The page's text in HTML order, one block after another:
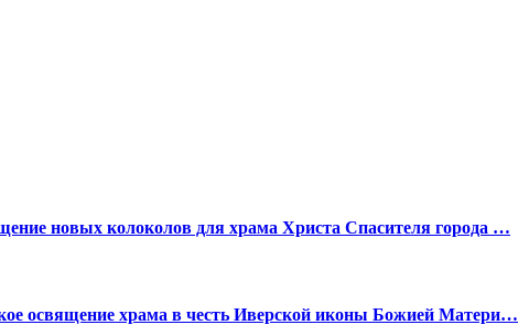
новых колоколов для храма Христа Спасителя города …
освящение храма в честь Иверской иконы Божией Матери…